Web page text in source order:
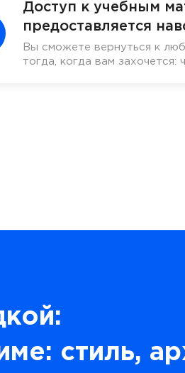
Доступ к учебным
предоставляется
Вы сможете вернуться к
тогда, когда вам захочется:
стиль,